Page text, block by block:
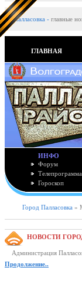
Палласовка - главные
ГЛАВНАЯ
ИНФО
Форум
Телепрограмма
Гороскоп
Город Палласовка »
НОВОСТИ
Администрация
Продолжение..